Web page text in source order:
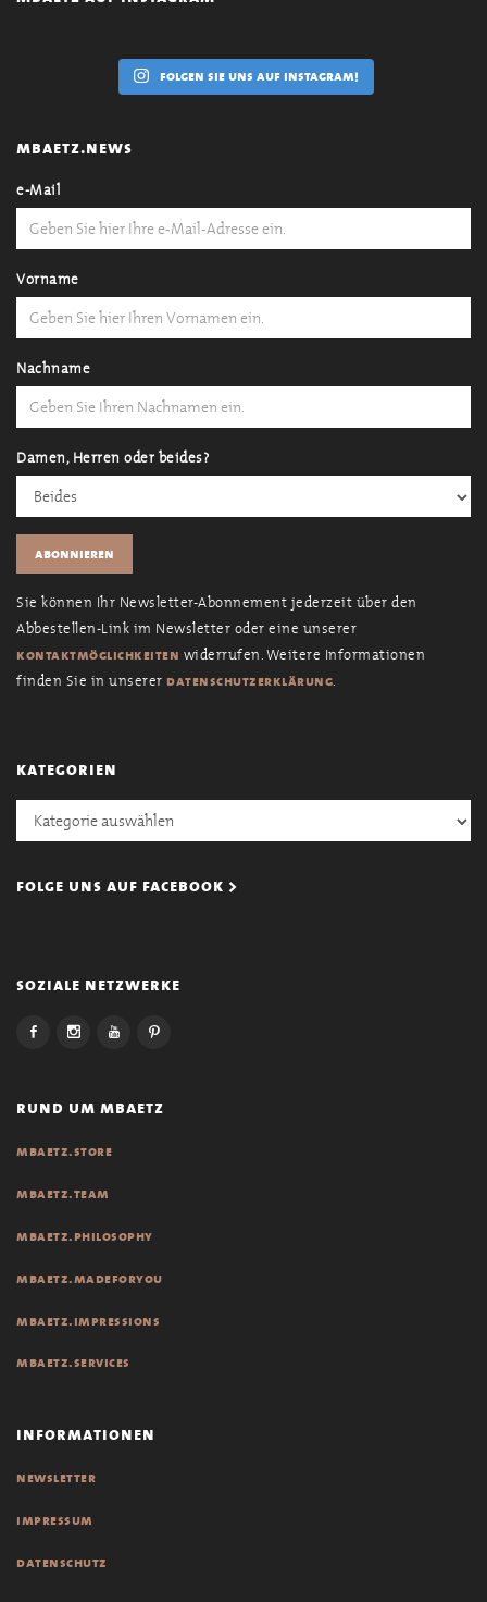
folgen sie uns auf instagram!
mbaetz.news
e-Mail
Vorname
Nachname
Damen, Herren oder beides?
Sie können Ihr Newsletter-Abonnement jederzeit über den
Abbestellen-Link im Newsletter oder eine unserer
kontaktmöglichkeiten widerrufen. Weitere Informationen
finden Sie in unserer datenschutzerklärung.
kategorien
Kategorien
folge uns auf facebook >
soziale netzwerke
rund um mbaetz
mbaetz.store
mbaetz.team
mbaetz.philosophy
mbaetz.madeforyou
mbaetz.impressions
mbaetz.services
informationen
newsletter
impressum
datenschutz